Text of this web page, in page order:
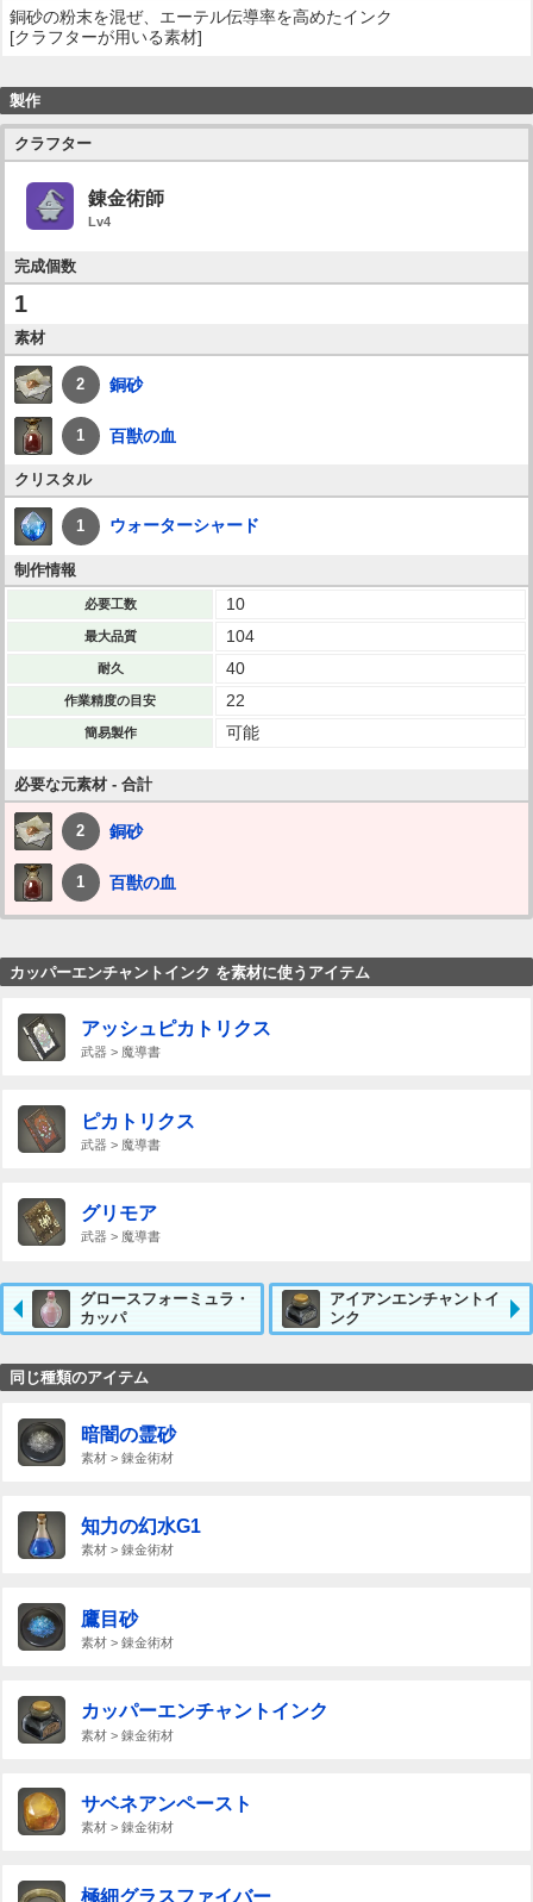
銅砂の粉末を混ぜ、エーテル伝導率を高めたインク
[クラフターが用いる素材]
製作
クラフター
錬金術師
Lv4
完成個数
1
素材
2 銅砂
1 百獣の血
クリスタル
1 ウォーターシャード
制作情報
必要工数 10
最大品質 104
耐久 40
作業精度の目安 22
簡易製作 可能
必要な元素材 - 合計
2 銅砂
1 百獣の血
カッパーエンチャントインク を素材に使うアイテム
アッシュピカトリクス
武器 > 魔導書
ピカトリクス
武器 > 魔導書
グリモア
武器 > 魔導書
グロースフォーミュラ・
カッパ
アイアンエンチャントイ
ンク
同じ種類のアイテム
暗闇の霊砂
素材 > 錬金術材
知力の幻水G1
素材 > 錬金術材
鷹目砂
素材 > 錬金術材
カッパーエンチャントインク
素材 > 錬金術材
サベネアンペースト
素材 > 錬金術材
極細グラスファイバー